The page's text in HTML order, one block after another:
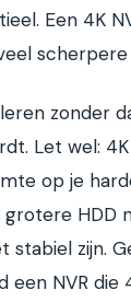
Een 4K
scherpere
zonder
Let wel:
op je
HDD
stabiel zijn.
een NVR die